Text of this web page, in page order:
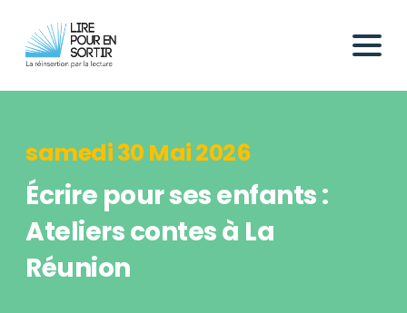
samedi 30 Mai 2026
Écrire pour ses enfants :
Ateliers contes à La
Réunion